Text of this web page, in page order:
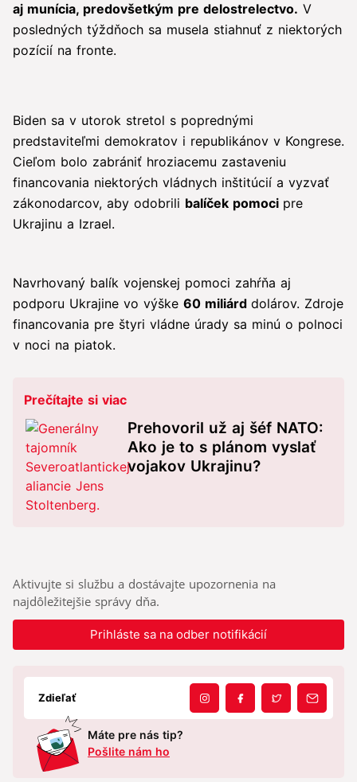
aj munícia, predovšetkým pre delostrelectvo. V
posledných týždňoch sa musela stiahnuť z niektorých
pozícií na fronte.
Biden sa v utorok stretol s poprednými
predstaviteľmi demokratov i republikánov v Kongrese.
Cieľom bolo zabrániť hroziacemu zastaveniu
financovania niektorých vládnych inštitúcií a vyzvať
zákonodarcov, aby odobrili balíček pomoci pre
Ukrajinu a Izrael.
Navrhovaný balík vojenskej pomoci zahŕňa aj
podporu Ukrajine vo výške 60 miliárd dolárov. Zdroje
financovania pre štyri vládne úrady sa minú o polnoci
v noci na piatok.
Prečítajte si viac
Prehovoril už aj šéf NATO:
Ako je to s plánom vyslať
vojakov Ukrajinu?
Aktivujte si službu a dostávajte upozornenia na
najdôležitejšie správy dňa.
Prihláste sa na odber notifikácií
Zdieľať
Máte pre nás tip?
Pošlite nám ho